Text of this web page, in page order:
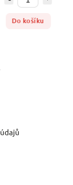
Do košíku